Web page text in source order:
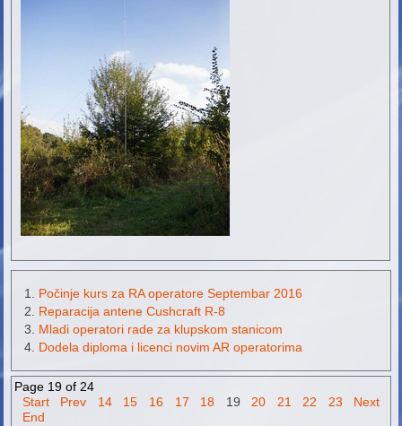
Počinje kurs za RA operatore Septembar 2016
Reparacija antene Cushcraft R-8
Mladi operatori rade za klupskom stanicom
Dodela diploma i licenci novim AR operatorima
Page 19 of 24
Start
Prev 14 15 16 17 18 19 20 21 22 23
Next
End